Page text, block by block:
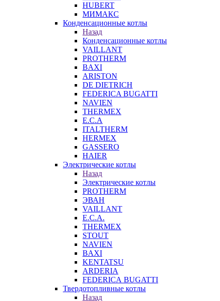
HUBERT
МИМАКС
Конденсационные котлы
Назад
Конденсационные котлы
VAILLANT
PROTHERM
BAXI
ARISTON
DE DIETRICH
FEDERICA BUGATTI
NAVIEN
THERMEX
E.C.A
ITALTHERM
HERMEX
GASSERO
HAIER
Электрические котлы
Назад
Электрические котлы
PROTHERM
ЭВАН
VAILLANT
E.C.A.
THERMEX
STOUT
NAVIEN
BAXI
KENTATSU
ARDERIA
FEDERICА BUGATTI
Твердотопливные котлы
Назад